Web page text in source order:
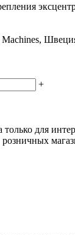
Machines,
+
только для
розничных